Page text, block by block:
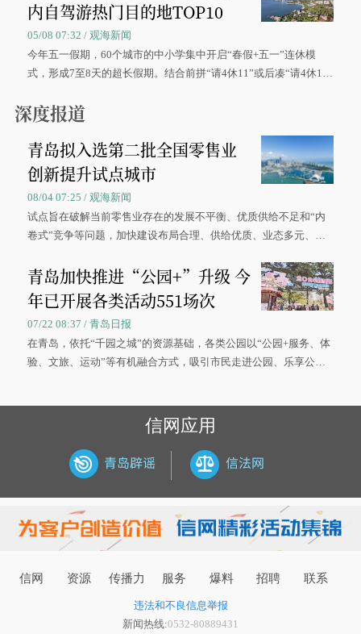
内自驾游热门目的地TOP10
05/08 07:32 / 观海新闻
今年五一假期，60个城市的中小学集中开启“春假+五一”连休模
式，形成7至8天的超长假期。结合前拼“请4休11”或后凑“请4休1
深度报道
青岛拟入选第二批全国零售业
创新提升试点城市
08/04 07:25 / 观海新闻
试点旨在破解当前零售业存在的发展不平衡、优质供给不足和“内
卷式”竞争等问题，加快建设布局合理、供给优质、业态多元、智
青岛加快推进“公园+”升级 今
年已开展各类活动551场次
07/22 08:37 / 青岛日报
在青岛，依托“千园之城”的资源基础，各类公园以“公园+服务、体
验、文旅、运动”等有机融合方式，吸引市民走进公园、乐享公
信网应用
信网 资源 传播力 服务 爆料 招聘 联系
违法和不良信息举报
新闻热线:0532-80889431